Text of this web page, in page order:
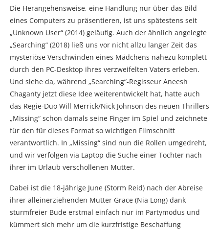
Die Herangehensweise, eine Handlung nur über das Bild
eines Computers zu präsentieren, ist uns spätestens seit
„Unknown User“ (2014) geläufig. Auch der ähnlich angelegte
„Searching“ (2018) ließ uns vor nicht allzu langer Zeit das
mysteriöse Verschwinden eines Mädchens nahezu komplett
durch den PC-Desktop ihres verzweifelten Vaters erleben.
Und siehe da, während „Searching“-Regisseur Aneesh
Chaganty jetzt diese Idee weiterentwickelt hat, hatte auch
das Regie-Duo Will Merrick/Nick Johnson des neuen Thrillers
„Missing“ schon damals seine Finger im Spiel und zeichnete
für den für dieses Format so wichtigen Filmschnitt
verantwortlich. In „Missing“ sind nun die Rollen umgedreht,
und wir verfolgen via Laptop die Suche einer Tochter nach
ihrer im Urlaub verschollenen Mutter.
Dabei ist die 18-jährige June (Storm Reid) nach der Abreise
ihrer alleinerziehenden Mutter Grace (Nia Long) dank
sturmfreier Bude erstmal einfach nur im Partymodus und
kümmert sich mehr um die kurzfristige Beschaffung